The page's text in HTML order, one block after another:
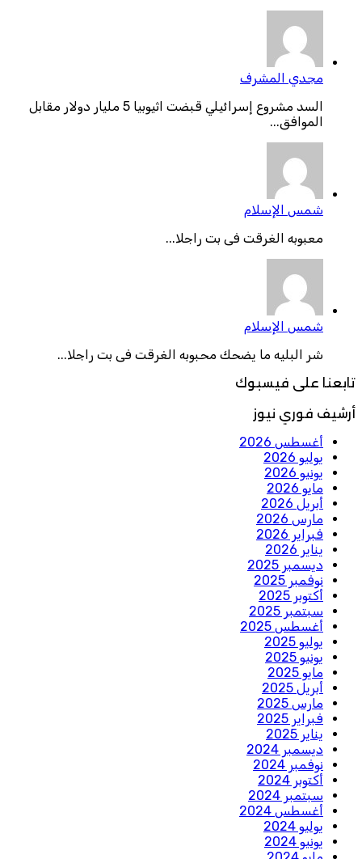
مجدي المشرف
السد مشروع إسرائيلي قبضت اثيوبيا 5 مليار دولار مقابل
الموافق...
شمس الإسلام
معبوبه الغرقت فى بت راجلا...
شمس الإسلام
شر البليه ما يضحك محبوبه الغرقت فى بت راجلا...
تابعنا على فيسبوك
أرشيف فوري نيوز
أغسطس 2026
يوليو 2026
يونيو 2026
مايو 2026
أبريل 2026
مارس 2026
فبراير 2026
يناير 2026
ديسمبر 2025
نوفمبر 2025
أكتوبر 2025
سبتمبر 2025
أغسطس 2025
يوليو 2025
يونيو 2025
مايو 2025
أبريل 2025
مارس 2025
فبراير 2025
يناير 2025
ديسمبر 2024
نوفمبر 2024
أكتوبر 2024
سبتمبر 2024
أغسطس 2024
يوليو 2024
يونيو 2024